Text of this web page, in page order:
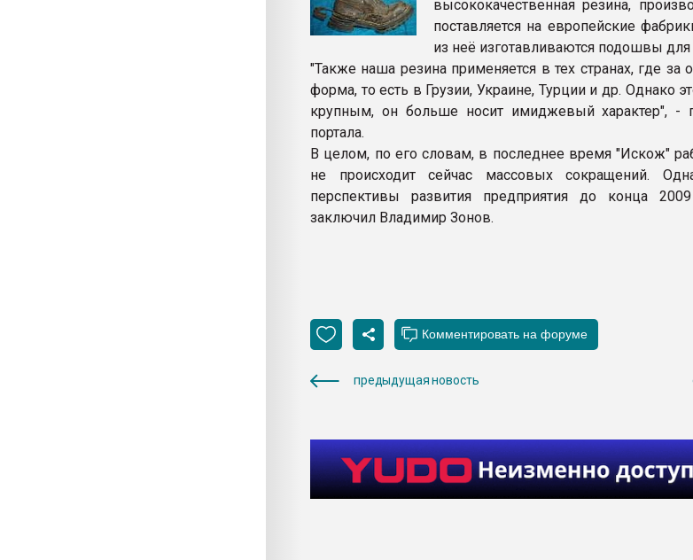
высококачественная резина,
поставляется на европейские
из неё изготавливаются подошвы
"Также наша резина применяется в тех странах, где за
форма, то есть в Грузии, Украине, Турции и др. Однако
крупным, он больше носит имиджевый характер", -
портала.
В целом, по его словам, в последнее время "Искож"
не происходит сейчас массовых сокращений.
перспективы развития предприятия до конца
заключил Владимир Зонов.
предыдущая новость